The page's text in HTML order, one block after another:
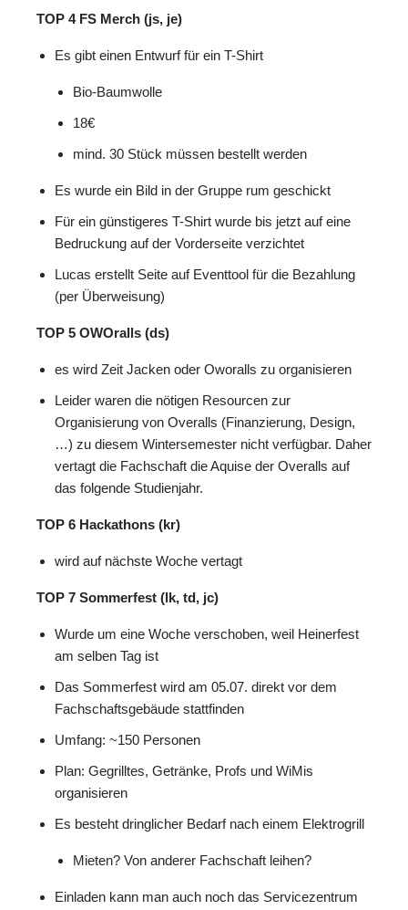
TOP 4 FS Merch (js, je)
Es gibt einen Entwurf für ein T-Shirt
Bio-Baumwolle
18€
mind. 30 Stück müssen bestellt werden
Es wurde ein Bild in der Gruppe rum geschickt
Für ein günstigeres T-Shirt wurde bis jetzt auf eine
Bedruckung auf der Vorderseite verzichtet
Lucas erstellt Seite auf Eventtool für die Bezahlung
(per Überweisung)
TOP 5 OWOralls (ds)
es wird Zeit Jacken oder Oworalls zu organisieren
Leider waren die nötigen Resourcen zur
Organisierung von Overalls (Finanzierung, Design,
…) zu diesem Wintersemester nicht verfügbar. Daher
vertagt die Fachschaft die Aquise der Overalls auf
das folgende Studienjahr.
TOP 6 Hackathons (kr)
wird auf nächste Woche vertagt
TOP 7 Sommerfest (lk, td, jc)
Wurde um eine Woche verschoben, weil Heinerfest
am selben Tag ist
Das Sommerfest wird am 05.07. direkt vor dem
Fachschaftsgebäude stattfinden
Umfang: ~150 Personen
Plan: Gegrilltes, Getränke, Profs und WiMis
organisieren
Es besteht dringlicher Bedarf nach einem Elektrogrill
Mieten? Von anderer Fachschaft leihen?
Einladen kann man auch noch das Servicezentrum